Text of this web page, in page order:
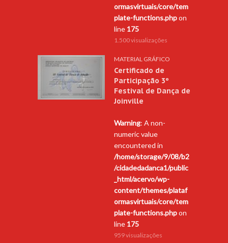
ormasvirtuais/core/tem
plate-functions.phpon
line 175
1.500 visualizações
MATERIAL GRÁFICO
Certificado de
Participação 3º
Festival de Dança de
Joinville
Warning: A non-
numeric value
encountered in
/home/storage/9/08/b2
/cidadedadanca1/public
_html/acervo/wp-
content/themes/plataf
ormasvirtuais/core/tem
plate-functions.phpon
line 175
959 visualizações